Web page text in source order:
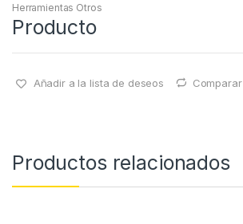
Herramientas Otros
Producto
Añadir a la lista de deseos Comparar
Productos relacionados